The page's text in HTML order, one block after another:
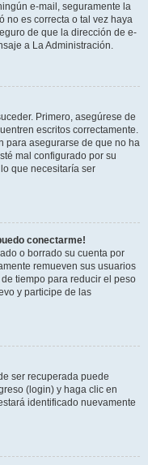
e-mail, seguramente la
no es correcta o tal vez haya
de que la dirección de e-
a La Administración.
Primero, asegúrese de
escritos correctamente.
para asegurarse de que no ha
mal configurado por su
que necesitaría ser
conectarme!
o borrado su cuenta por
remueven sus usuarios
tiempo para reducir el peso
y participe de las
ser recuperada puede
(login) y haga clic en
identificado nuevamente